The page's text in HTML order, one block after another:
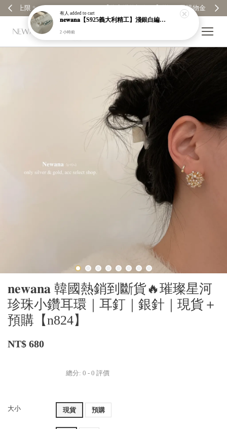
𝐧𝐞𝐰𝐚𝐧𝐚 韓國熱銷到斷貨🔥璀璨星河
珍珠小鑽耳環｜耳釘｜銀針｜現貨＋
預購【n824】
NT$ 680
總分: 0 - 0 評價
大小 現貨 預購
有人 added to cart
𝐧𝐞𝐰𝐚𝐧𝐚【S925義大利精工】淺銀白編織紋寬版戒指｜粗戒指｜顯白｜開口戒｜現貨＋預購【n919】
2 小時前